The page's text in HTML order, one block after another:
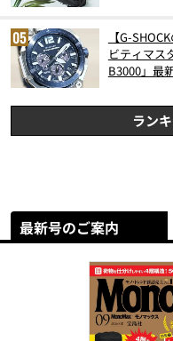
【G-
ビティマス
B3000」最
ラン
最新号のご案内